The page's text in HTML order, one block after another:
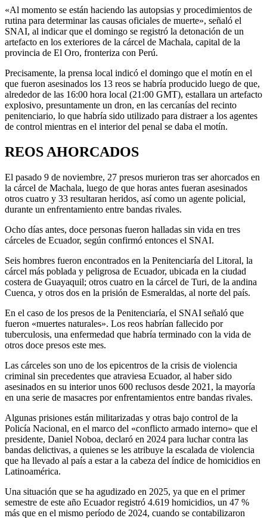
«Al momento se están haciendo las autopsias y procedimientos de
rutina para determinar las causas oficiales de muerte», señaló el
SNAI, al indicar que el domingo se registró la detonación de un
artefacto en los exteriores de la cárcel de Machala, capital de la
provincia de El Oro, fronteriza con Perú.
Precisamente, la prensa local indicó el domingo que el motín en el
que fueron asesinados los 13 reos se habría producido luego de que,
alrededor de las 16:00 hora local (21:00 GMT), estallara un artefacto
explosivo, presuntamente un dron, en las cercanías del recinto
penitenciario, lo que habría sido utilizado para distraer a los agentes
de control mientras en el interior del penal se daba el motín.
REOS AHORCADOS
El pasado 9 de noviembre, 27 presos murieron tras ser ahorcados en
la cárcel de Machala, luego de que horas antes fueran asesinados
otros cuatro y 33 resultaran heridos, así como un agente policial,
durante un enfrentamiento entre bandas rivales.
Ocho días antes, doce personas fueron halladas sin vida en tres
cárceles de Ecuador, según confirmó entonces el SNAI.
Seis hombres fueron encontrados en la Penitenciaría del Litoral, la
cárcel más poblada y peligrosa de Ecuador, ubicada en la ciudad
costera de Guayaquil; otros cuatro en la cárcel de Turi, de la andina
Cuenca, y otros dos en la prisión de Esmeraldas, al norte del país.
En el caso de los presos de la Penitenciaría, el SNAI señaló que
fueron «muertes naturales». Los reos habrían fallecido por
tuberculosis, una enfermedad que habría terminado con la vida de
otros doce presos este mes.
Las cárceles son uno de los epicentros de la crisis de violencia
criminal sin precedentes que atraviesa Ecuador, al haber sido
asesinados en su interior unos 600 reclusos desde 2021, la mayoría
en una serie de masacres por enfrentamientos entre bandas rivales.
Algunas prisiones están militarizadas y otras bajo control de la
Policía Nacional, en el marco del «conflicto armado interno» que el
presidente, Daniel Noboa, declaró en 2024 para luchar contra las
bandas delictivas, a quienes se les atribuye la escalada de violencia
que ha llevado al país a estar a la cabeza del índice de homicidios en
Latinoamérica.
Una situación que se ha agudizado en 2025, ya que en el primer
semestre de este año Ecuador registró 4.619 homicidios, un 47 %
más que en el mismo período de 2024, cuando se contabilizaron